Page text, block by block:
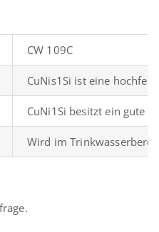
CW 109C
CuNis1Si ist eine
CuNi1Si besitzt ein gute
Wird im